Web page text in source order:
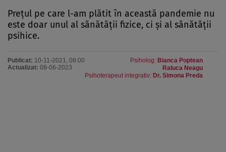
Prețul pe care l-am plătit în această pandemie nu
este doar unul al sănătății fizice, ci și al sănătății
psihice.
Publicat: 10-11-2021, 08:00
Actualizat: 08-06-2023
Psiholog: Bianca Poptean
Raluca Neagu
Psihoterapeut integrativ: Dr. Simona Preda